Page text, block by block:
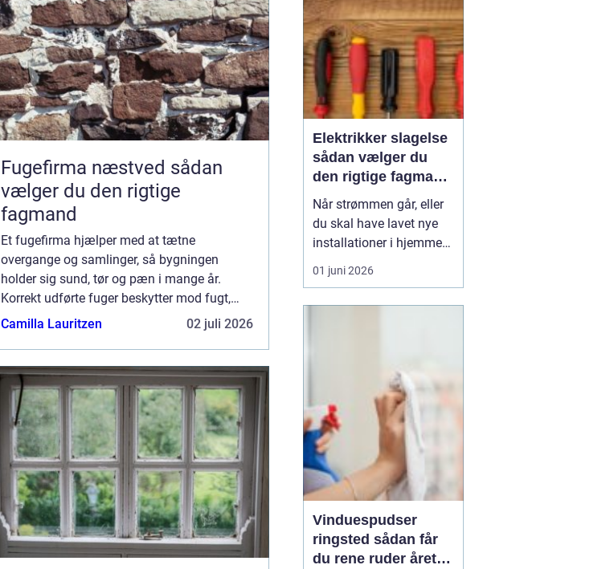
Fugefirma næstved sådan
vælger du den rigtige
fagmand
Et fugefirma hjælper med at tætne
overgange og samlinger, så bygningen
holder sig sund, tør og pæn i mange år.
Korrekt udførte fuger beskytter mod fugt,
kulde og skimmel og giver samtidig et flot
Camilla Lauritzen 02 juli 2026
Elektrikker slagelse
sådan vælger du
den rigtige fagmand
til dine el-opgaver
Når strømmen går, eller
du skal have lavet nye
installationer i hjemmet,
er det fristende selv at
kaste sig ud i opgaven.
omkring Slagelse findes
der flere dygti...
01 juni 2026
Vinduespudser
ringsted sådan får
du rene ruder året